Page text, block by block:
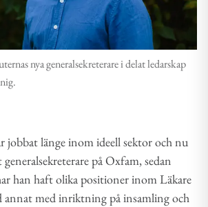
nya generalsekreterare i delat ledarskap
jobbat länge inom ideell sektor och nu
på Oxfam, sedan
han haft olika positioner inom Läkare
annat med inriktning på insamling och